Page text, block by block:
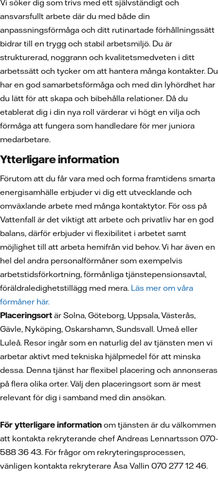
Vi söker dig som trivs med ett självständigt och
ansvarsfullt arbete där du med både din
anpassningsförmåga och ditt rutinartade förhållningssätt
bidrar till en trygg och stabil arbetsmiljö. Du är
strukturerad, noggrann och kvalitetsmedveten i ditt
arbetssätt och tycker om att hantera många kontakter. Du
har en god samarbetsförmåga och med din lyhördhet har
du lätt för att skapa och bibehålla relationer. Då du
etablerat dig i din nya roll värderar vi högt en vilja och
förmåga att fungera som handledare för mer juniora
medarbetare.
Ytterligare information
Förutom att du får vara med och forma framtidens smarta
energisamhälle erbjuder vi dig ett utvecklande och
omväxlande arbete med många kontaktytor. För oss på
Vattenfall är det viktigt att arbete och privatliv har en god
balans, därför erbjuder vi flexibilitet i arbetet samt
möjlighet till att arbeta hemifrån vid behov. Vi har även en
hel del andra personalförmåner som exempelvis
arbetstidsförkortning, förmånliga tjänstepensionsavtal,
föräldraledighetstillägg med mera. Läs mer om våra
förmåner här.
Placeringsort är Solna, Göteborg, Uppsala, Västerås,
Gävle, Nyköping, Oskarshamn, Sundsvall. Umeå eller
Luleå. Resor ingår som en naturlig del av tjänsten men vi
arbetar aktivt med tekniska hjälpmedel för att minska
dessa. Denna tjänst har flexibel placering och annonseras
på flera olika orter. Välj den placeringsort som är mest
relevant för dig i samband med din ansökan.
För ytterligare information om tjänsten är du välkommen
att kontakta rekryterande chef Andreas Lennartsson 070-
588 36 43. För frågor om rekryteringsprocessen,
vänligen kontakta rekryterare Åsa Vallin 070 277 12 46.